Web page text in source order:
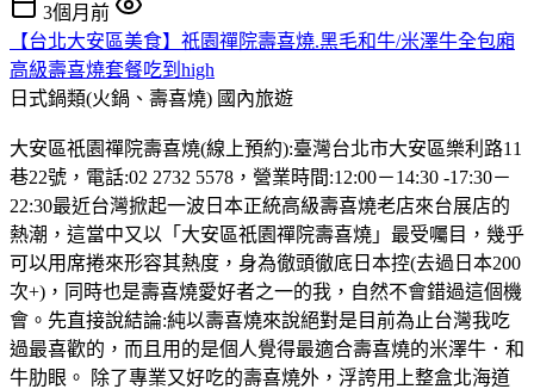
3個月前
【台北大安區美食】祇園禪院壽喜燒.黑毛和牛/米澤牛全包廂
高級壽喜燒套餐吃到high
日式鍋類(火鍋、壽喜燒) 國內旅遊
大安區祇園禪院壽喜燒(線上預約):臺灣台北市大安區樂利路11
巷22號，電話:02 2732 5578，營業時間:12:00－14:30 -17:30－
22:30最近台灣掀起一波日本正統高級壽喜燒老店來台展店的
熱潮，這當中又以「大安區祇園禪院壽喜燒」最受囑目，幾乎
可以用席捲來形容其熱度，身為徹頭徹底日本控(去過日本200
次+)，同時也是壽喜燒愛好者之一的我，自然不會錯過這個機
會。先直接說結論:純以壽喜燒來說絕對是目前為止台灣我吃
過最喜歡的，而且用的是個人覺得最適合壽喜燒的米澤牛．和
牛肋眼。 除了專業又好吃的壽喜燒外，浮誇用上整盒北海道